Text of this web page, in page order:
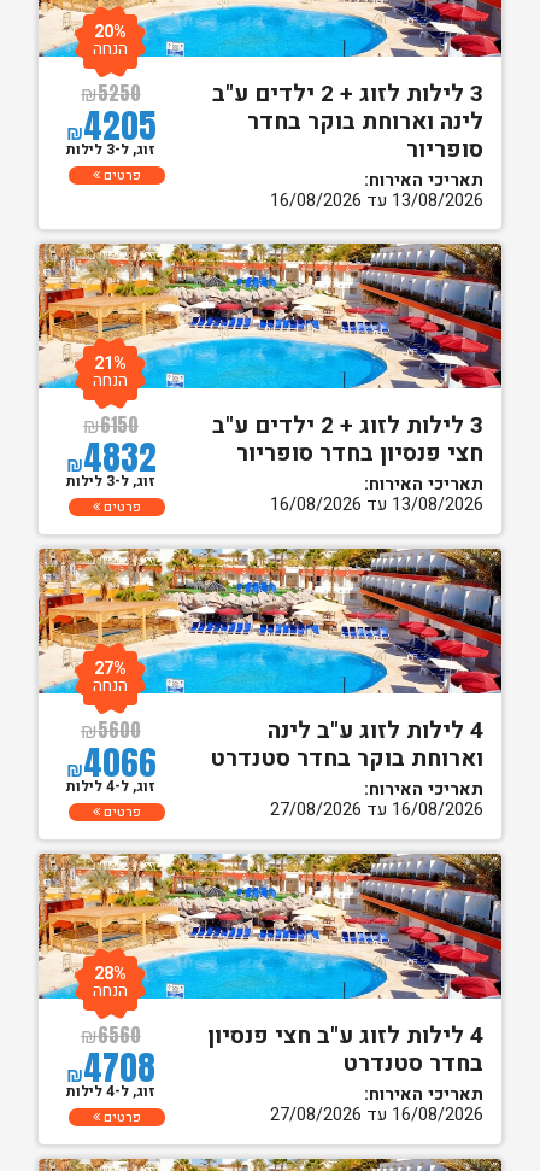
3 לילות לזוג + 2 ילדים ע"ב
לינה וארוחת בוקר בחדר
סופריור
תאריכי האירוח:
13/08/2026 עד 16/08/2026
₪5250
₪4205
20%
הנחה
זוג, ל-3 לילות
פרטים
3 לילות לזוג + 2 ילדים ע"ב
חצי פנסיון בחדר סופריור
תאריכי האירוח:
13/08/2026 עד 16/08/2026
₪6150
₪4832
21%
הנחה
זוג, ל-3 לילות
פרטים
4 לילות לזוג ע"ב לינה
וארוחת בוקר בחדר סטנדרט
תאריכי האירוח:
16/08/2026 עד 27/08/2026
₪5600
₪4066
27%
הנחה
זוג, ל-4 לילות
פרטים
4 לילות לזוג ע"ב חצי פנסיון
בחדר סטנדרט
תאריכי האירוח:
16/08/2026 עד 27/08/2026
₪6560
₪4708
28%
הנחה
זוג, ל-4 לילות
פרטים